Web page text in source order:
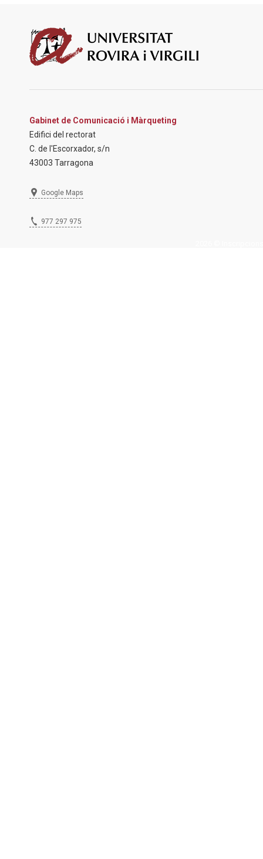
Gabinet de Comunicació i Màrqueting
Edifici del rectorat
C. de l'Escorxador, s/n
43003 Tarragona
Google Maps
977 297 975